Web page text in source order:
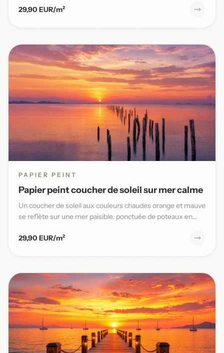
29,90 EUR/m²
PAPIER PEINT
Papier peint coucher de soleil sur mer calme
Un coucher de soleil aux couleurs chaudes orange et mauve
se reflète sur une mer paisible, ponctuée de poteaux en
29,90 EUR/m²